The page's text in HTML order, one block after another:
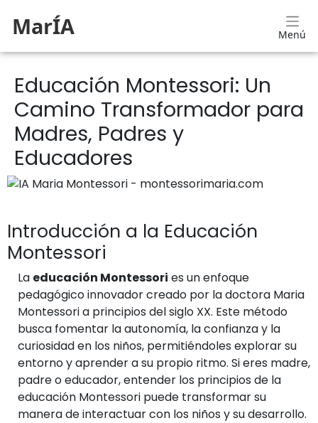
MarÍA Menú
Educación Montessori: Un
Camino Transformador para
Madres, Padres y
Educadores
Introducción a la Educación
Montessori
La educación Montessori es un enfoque
pedagógico innovador creado por la doctora Maria
Montessori a principios del siglo XX. Este método
busca fomentar la autonomía, la confianza y la
curiosidad en los niños, permitiéndoles explorar su
entorno y aprender a su propio ritmo. Si eres madre,
padre o educador, entender los principios de la
educación Montessori puede transformar su
manera de interactuar con los niños y su desarrollo.